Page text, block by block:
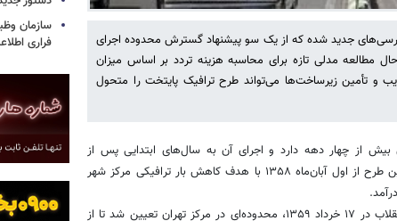
جدید شده که از یک سو پیشنهاد گسترش محدوده اجرای
مطالعه مدلی تازه برای محاسبه هزینه تردد بر اساس میزان
و تأمین زیرساخت‌ها می‌تواند طرح ترافیک پایتخت را متحول
بیش از چهار دهه دارد و اجرای آن به سال‌های ابتدایی پس از
پیروزی انقلاب اسلامی بازمی‌گردد. نخستین مرحله این طرح از اول آبان‌ماه ۱۳۵۸ با هدف کاهش بار ترافیکی مرکز شهر
ایسنا در خبری نوشت:در ادامه و با تصویب شورای انقلاب در ۱۷ خرداد ۱۳۵۹، محدوده‌ای در مرکز تهران تعیین شد تا از
سازمان
فراری